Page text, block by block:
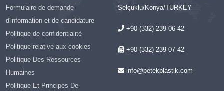
Formulaire de demande
d'information et de candidature
Politique de confidentialité
Politique relative aux cookies
Politique Des Ressources
Humaines
Politique Et Principes De
Selçuklu/Konya/TURKEY
+90 (332) 239 06 42
+90 (332) 239 07 42
info@petekplastik.com